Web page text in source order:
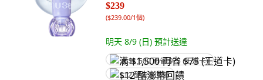
$239
($239.00/1個)
明天 8/9 (日) 預計送達
满 $1,500 再省 $75 (王道卡)
$12 酷澎幣回饋